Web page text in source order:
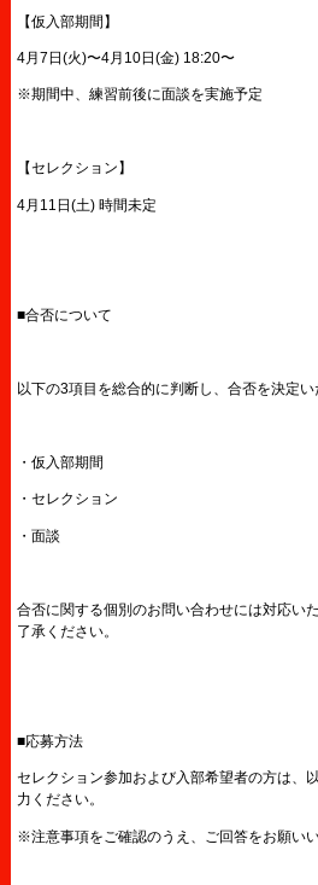
【仮入部期間】
4月7日(火)〜4月10日(金) 18:20〜
※期間中、練習前後に面談を実施予定
【セレクション】
4月11日(土) 時間未定
■合否について
以下の3項目を総合的に判断し、合否を決定い
・仮入部期間
・セレクション
・面談
合否に関する個別のお問い合わせには対応い
了承ください。
■応募方法
セレクション参加および入部希望者の方は、
力ください。
※注意事項をご確認のうえ、ご回答をお願いい